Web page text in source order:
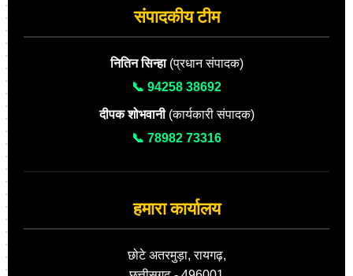
संपादकीय टीम
नितिन सिन्हा(प्रधान संपादक)
📞 94258 38692
दीपक शोभवानी(कार्यकारी संपादक)
📞 78982 73316
हमारा कार्यालय
छोटे अतरमुड़ा, रायगढ़,